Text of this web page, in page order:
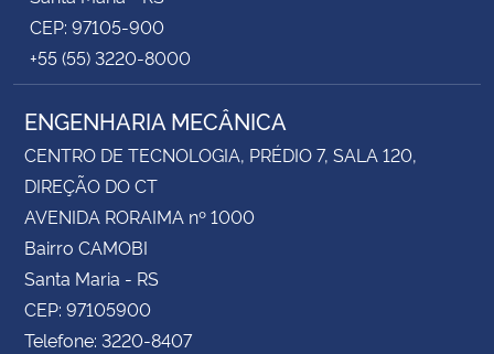
Gabinete de Segurança Institucional
Advocacia-Geral da União
CEP: 97105-900
+55 (55) 3220-8000
ENGENHARIA MECÂNICA
CENTRO DE TECNOLOGIA, PRÉDIO 7, SALA 120,
DIREÇÃO DO CT
AVENIDA RORAIMA nº 1000
Bairro CAMOBI
Santa Maria - RS
CEP: 97105900
Telefone: 3220-8407